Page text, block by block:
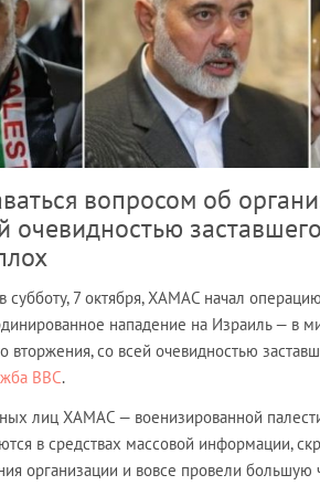
вопросом об
очевидностью
субботу, 7 октября, ХАМАС начал
нападение на Израиль — в
вторжения, со всей очевидностью
BBC.
лиц ХАМАС — военизированной
в средствах массовой информации,
организации и вовсе провели большую